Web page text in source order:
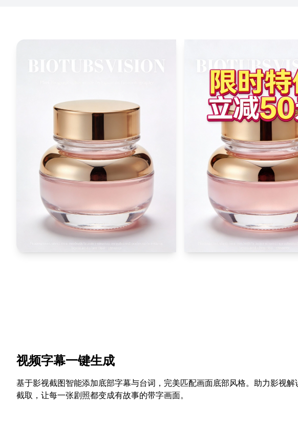
视频字幕一键生成
基于影视截图智能添加底部字幕与台词，完美匹配画面底部风格。助力影视解
截取，让每一张剧照都变成有故事的带字画面。